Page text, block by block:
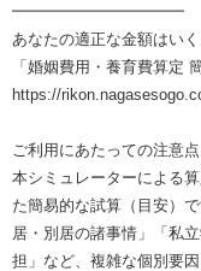
━━━━━━━━━━━
あなたの適正な金額はいく
「婚姻費用・養育費算定
https://
ご利用にあたっての注意点
本シミュレーターによる
た簡易的な試算（目安）
居・別居の諸事情」「私
担」など、複雑な個別要